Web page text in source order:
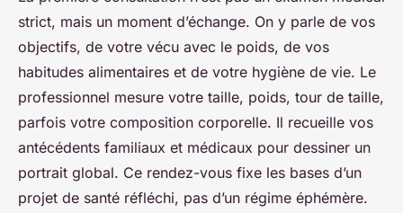
strict, mais un moment d’échange. On y parle de vos
objectifs, de votre vécu avec le poids, de vos
habitudes alimentaires et de votre hygiène de vie. Le
professionnel mesure votre taille, poids, tour de taille,
parfois votre composition corporelle. Il recueille vos
antécédents familiaux et médicaux pour dessiner un
portrait global. Ce rendez-vous fixe les bases d’un
projet de santé réfléchi, pas d’un régime éphémère.